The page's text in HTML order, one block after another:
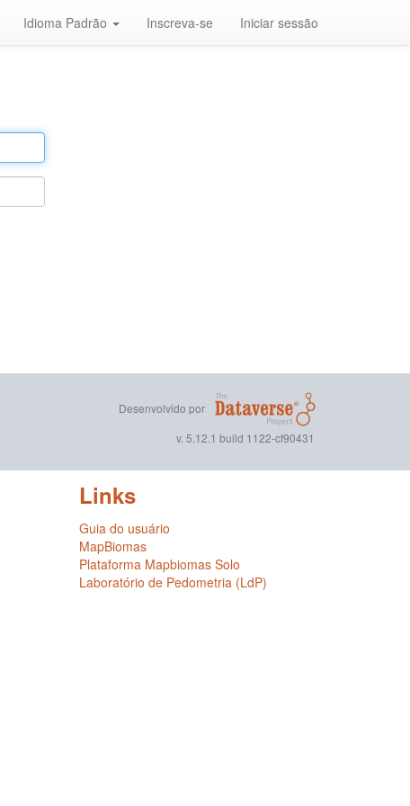
Idioma Padrão Inscreva-se Iniciar sessão
Desenvolvido por
v. 5.12.1 build 1122-cf90431
Links
Guia do usuário
MapBiomas
Plataforma Mapbiomas Solo
Laboratório de Pedometria (LdP)